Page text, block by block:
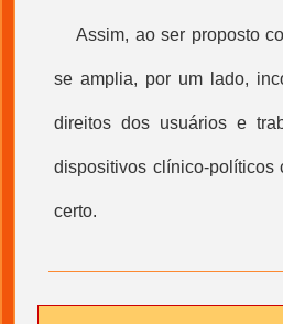
Assim, ao ser proposto
se amplia, por um lado,
direitos dos usuários e
dispositivos clínico-políticos
certo.